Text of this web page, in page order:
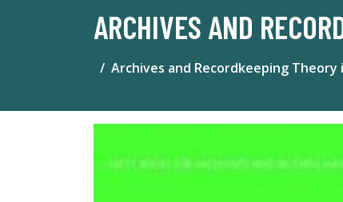
ARCHIVES AND
Archives and Recordkeeping